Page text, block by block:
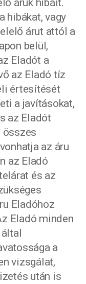
áruk hibáit.
hibákat, vagy
árut attól a
belül,
Eladót a
az Eladó tíz
értesítését
a javításokat,
az Eladót
összes
az áru
az Eladó
és az
Eladóhoz
Eladó minden
a
vizsgálat,
után is